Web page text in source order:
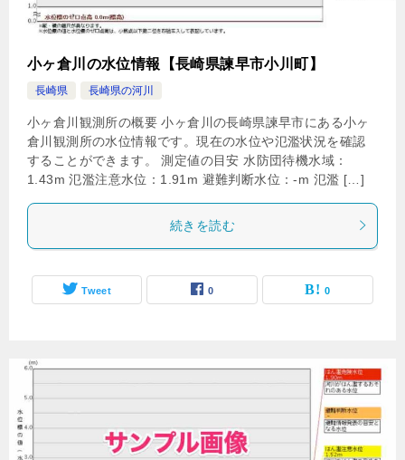
小ヶ倉川の水位情報【長崎県諫早市小川町】
長崎県 長崎県の河川
小ヶ倉川観測所の概要 小ヶ倉川の長崎県諫早市にある小ヶ
倉川観測所の水位情報です。現在の水位や氾濫状況を確認
することができます。 測定値の目安 水防団待機水域：
1.43m 氾濫注意水位：1.91m 避難判断水位：-m 氾濫 […]
続きを読む
Tweet 0 0